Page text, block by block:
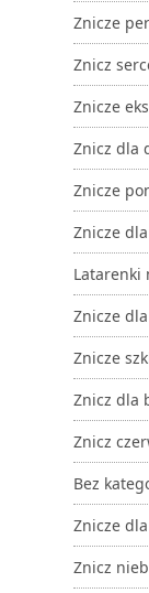
Znicze
Znicz
Znicze
Znicz dla
Znicze
Znicze
Latarenki
Znicze
Znicze
Znicz dla
Znicz
Bez
Znicze
Znicz